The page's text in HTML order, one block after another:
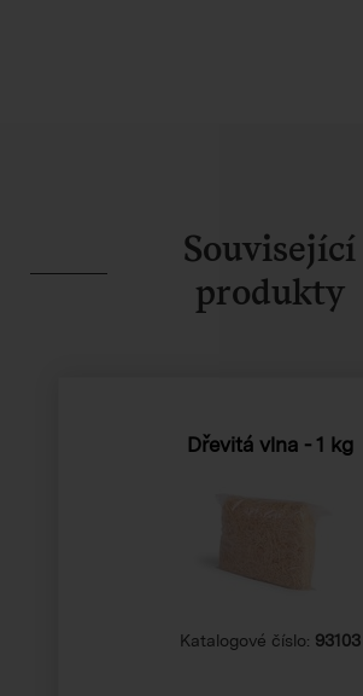
Související
produkty
Dřevitá vlna - 1 kg
Katalogové číslo: 93103